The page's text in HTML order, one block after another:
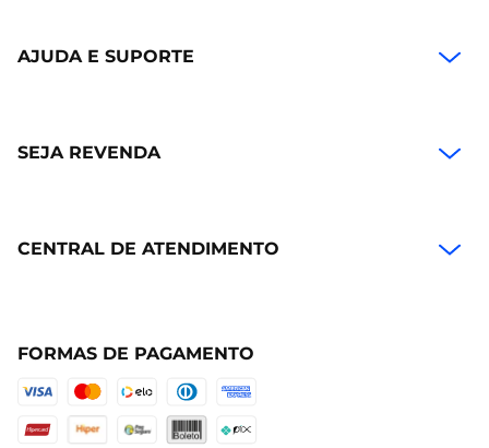
AJUDA E SUPORTE
SEJA REVENDA
CENTRAL DE ATENDIMENTO
FORMAS DE PAGAMENTO